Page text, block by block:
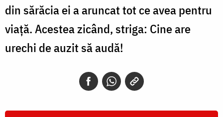
din sărăcia ei a aruncat tot ce avea pentru
viață. Acestea zicând, striga: Cine are
urechi de auzit să audă!